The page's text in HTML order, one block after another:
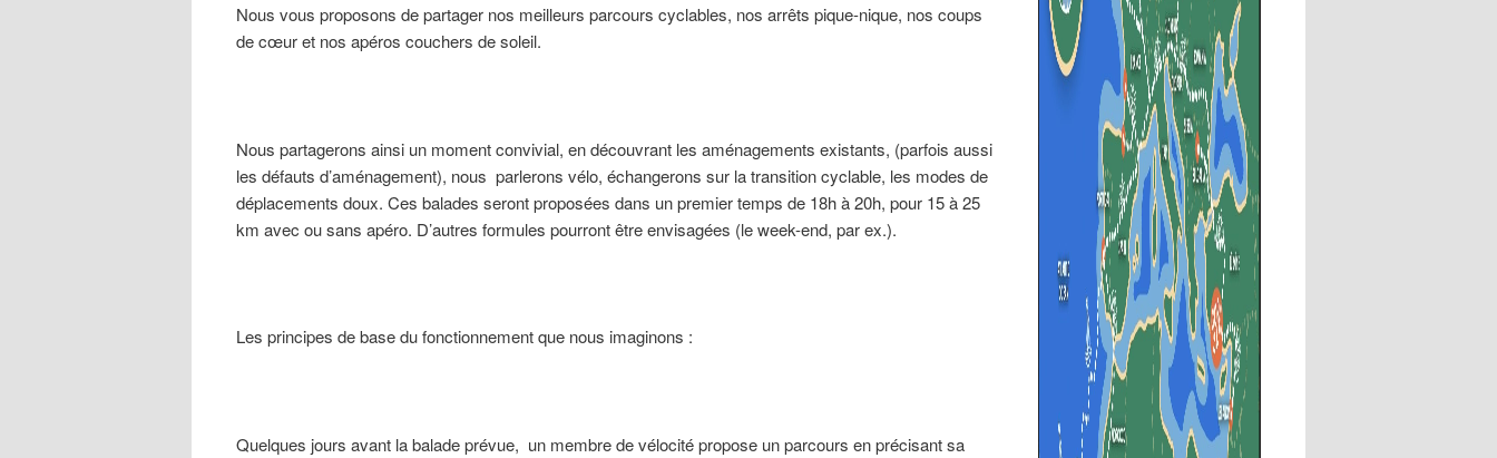
Nous vous proposons de partager nos meilleurs parcours cyclables, nos arrêts pique-nique, nos coups
de cœur et nos apéros couchers de soleil.
Nous partagerons ainsi un moment convivial, en découvrant les aménagements existants, (parfois aussi
les défauts d’aménagement), nous parlerons vélo, échangerons sur la transition cyclable, les modes de
déplacements doux. Ces balades seront proposées dans un premier temps de 18h à 20h, pour 15 à 25
km avec ou sans apéro. D’autres formules pourront être envisagées (le week-end, par ex.).
Les principes de base du fonctionnement que nous imaginons :
Quelques jours avant la balade prévue, un membre de vélocité propose un parcours en précisant sa